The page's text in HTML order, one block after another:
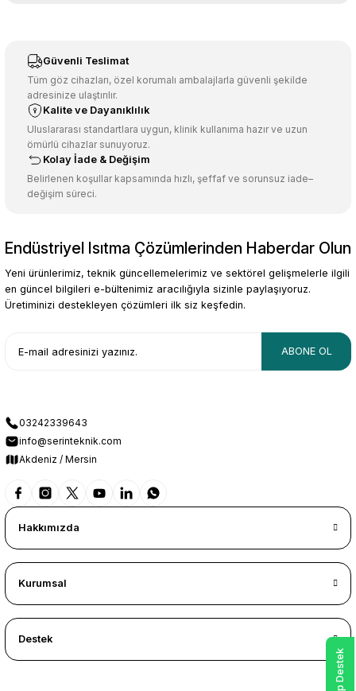
Ürün resmi kalitesiz, bozuk veya görüntülenemiyor.
Ürün açıklamasında eksik bilgiler bulunuyor.
Ürün bilgilerinde hatalar bulunuyor.
Ürün fiyatı diğer sitelerden daha pahalı.
Bu ürüne benzer farklı alternatifler olmalı.
Gönder
Güvenli Teslimat
Tüm göz cihazları, özel korumalı ambalajlarla güvenli şekilde
adresinize ulaştırılır.
Kalite ve Dayanıklılık
Uluslararası standartlara uygun, klinik kullanıma hazır ve uzun
ömürlü cihazlar sunuyoruz.
Kolay İade & Değişim
Belirlenen koşullar kapsamında hızlı, şeffaf ve sorunsuz iade–
değişim süreci.
Endüstriyel Isıtma Çözümlerinden Haberdar Olun
Yeni ürünlerimiz, teknik güncellemelerimiz ve sektörel gelişmelerle ilgili
en güncel bilgileri e-bültenimiz aracılığıyla sizinle paylaşıyoruz.
Üretiminizi destekleyen çözümleri ilk siz keşfedin.
ABONE OL
03242339643
info@serinteknik.com
Akdeniz / Mersin
Hakkımızda
Kurumsal
Destek